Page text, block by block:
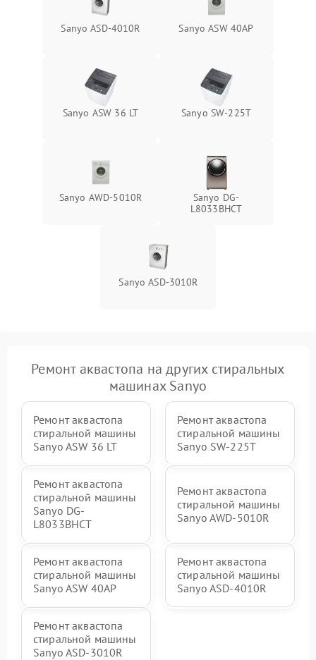
Sanyo ASD-4010R Sanyo ASW 40AP
Sanyo ASW 36 LT Sanyo SW-225T
Sanyo AWD-5010R
Sanyo DG-
L8033BHCT
Sanyo ASD-3010R
Ремонт аквастопа на других стиральных
машинах Sanyo
Ремонт аквастопа
стиральной машины
Sanyo ASW 36 LT
Ремонт аквастопа
стиральной машины
Sanyo SW-225T
Ремонт аквастопа
стиральной машины
Sanyo DG-
L8033BHCT
Ремонт аквастопа
стиральной машины
Sanyo AWD-5010R
Ремонт аквастопа
стиральной машины
Sanyo ASW 40AP
Ремонт аквастопа
стиральной машины
Sanyo ASD-4010R
Ремонт аквастопа
стиральной машины
Sanyo ASD-3010R